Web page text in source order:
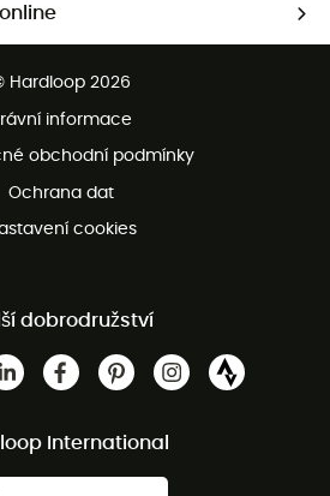
dnů
Hardloop 2026
informace
obchodní podmínky
Ochrana dat
cookies
dobrodružství
International